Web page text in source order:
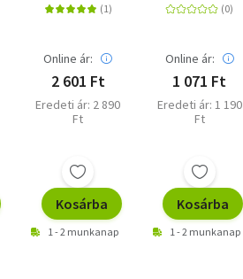
Online ár:
2 601 Ft
Eredeti ár: 2 890
Ft
Kosárba
1 - 2 munkanap
Online ár:
1 071 Ft
Eredeti ár: 1 190
Ft
Kosárba
1 - 2 munkanap